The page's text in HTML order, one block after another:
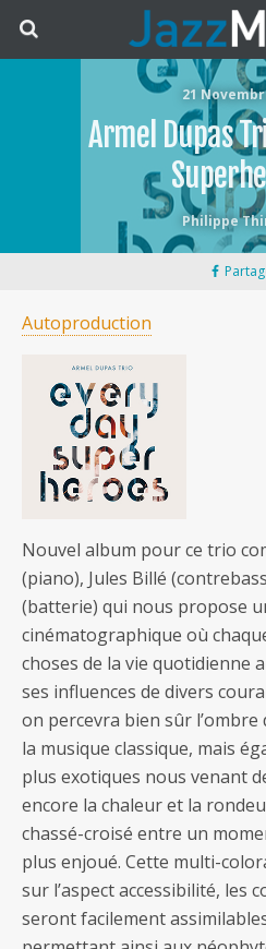
21
Armel Dupas
Philippe
Autoproduction
Nouvel album pour ce trio
(piano), Jules Billé
(batterie) qui nous propose
cinématographique où
choses de la vie quotidienne
ses influences de divers
on percevra bien sûr l’ombre
la musique classique, mais
plus exotiques nous venant
encore la chaleur et la
chassé-croisé entre un
plus enjoué. Cette multi-
sur l’aspect accessibilité, les
seront facilement